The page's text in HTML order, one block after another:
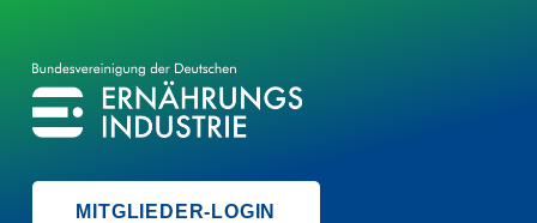
BVE
BUNDESVEREINIGUNG DER ERNÄHRUNGSINDUSTRIE
MITGLIEDER-LOGIN